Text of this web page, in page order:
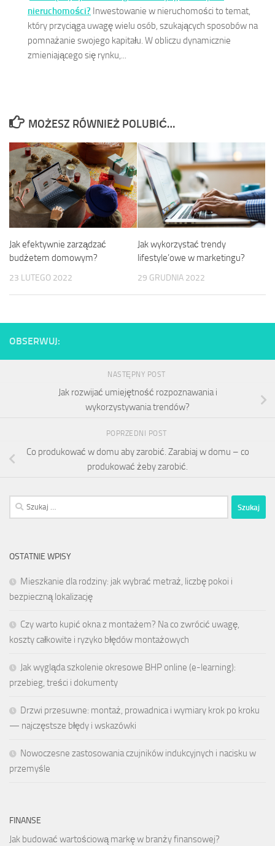
nieruchomości? Inwestowanie w nieruchomości to temat,
który przyciąga uwagę wielu osób, szukających sposobów na
pomnażanie swojego kapitału. W obliczu dynamicznie
zmieniającego się rynku,...
MOŻESZ RÓWNIEŻ POLUBIĆ…
Jak efektywnie zarządzać
budżetem domowym?
23 LUTEGO 2022
Jak wykorzystać trendy
lifestyle’owe w marketingu?
29 GRUDNIA 2022
OBSERWUJ:
NASTĘPNY POST
Jak rozwijać umiejętność rozpoznawania i
wykorzystywania trendów?
POPRZEDNI POST
Co produkować w domu aby zarobić. Zarabiaj w domu – co
produkować żeby zarobić.
Szukaj:
OSTATNIE WPISY
Mieszkanie dla rodziny: jak wybrać metraż, liczbę pokoi i
bezpieczną lokalizację
Czy warto kupić okna z montażem? Na co zwrócić uwagę,
koszty całkowite i ryzyko błędów montażowych
Jak wygląda szkolenie okresowe BHP online (e-learning):
przebieg, treści i dokumenty
Drzwi przesuwne: montaż, prowadnica i wymiary krok po kroku
— najczęstsze błędy i wskazówki
Nowoczesne zastosowania czujników indukcyjnych i nacisku w
przemyśle
FINANSE
Jak budować wartościową markę w branży finansowej?